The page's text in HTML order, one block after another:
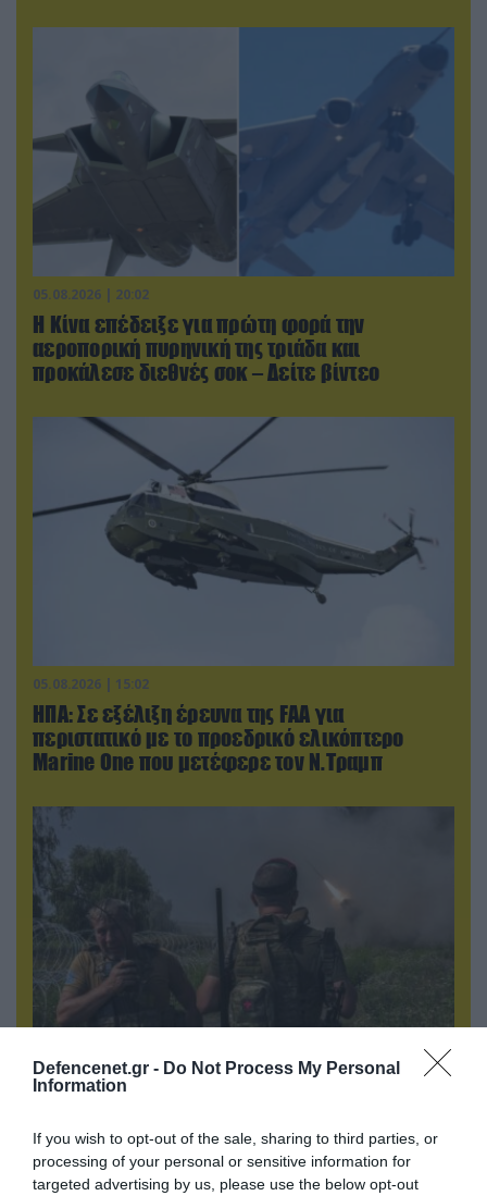
Defencenet.gr - Do Not Process My Personal
Information
If you wish to opt-out of the sale, sharing to third parties, or
processing of your personal or sensitive information for
targeted advertising by us, please use the below opt-out
05.08.2026 | 20:02
Η Κίνα επέδειξε για πρώτη φορά την
αεροπορική πυρηνική της τριάδα και
προκάλεσε διεθνές σοκ – Δείτε βίντεο
05.08.2026 | 15:02
ΗΠΑ: Σε εξέλιξη έρευνα της FAA για
περιστατικό με το προεδρικό ελικόπτερο
Marine One που μετέφερε τον Ν.Τραμπ
05.08.2026 | 22:02
Έκτακτη εκκένωση στην πόλη μετά την
αιφνιδιαστική προώθηση των Ρώσων (βίντεο)